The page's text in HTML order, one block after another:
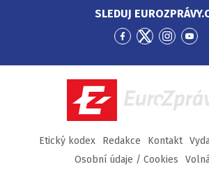
SLEDUJ
Přejít
Facebook
Přejít
Twitter
PřejítPřejít
EuroZprávy.cz
Etický kodex Redakce Kontakt
Osobní údaje / Cookies